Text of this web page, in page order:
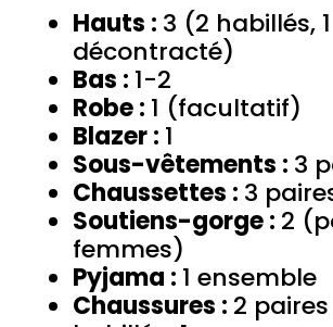
Hauts : 3 (2 habillés, 1
décontracté)
Bas : 1-2
Robe : 1 (facultatif)
Blazer : 1
Sous-vêtements : 3
Chaussettes : 3
Soutiens-gorge : 2
femmes)
Pyjama : 1 ensemble
Chaussures : 2 paires